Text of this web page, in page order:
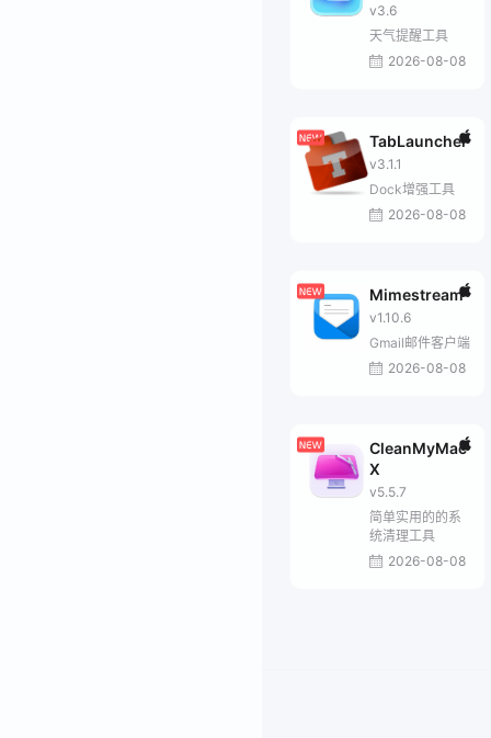
v3.6
天气提醒工具
2026-08-08
TabLauncher
v3.1.1
Dock增强工具
2026-08-08
Mimestream
v1.10.6
Gmail邮件客户端
2026-08-08
CleanMyMac
X
v5.5.7
简单实用的的系
统清理工具
2026-08-08